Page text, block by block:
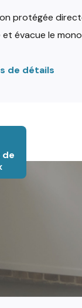
protégée
évacue le
de détails
de